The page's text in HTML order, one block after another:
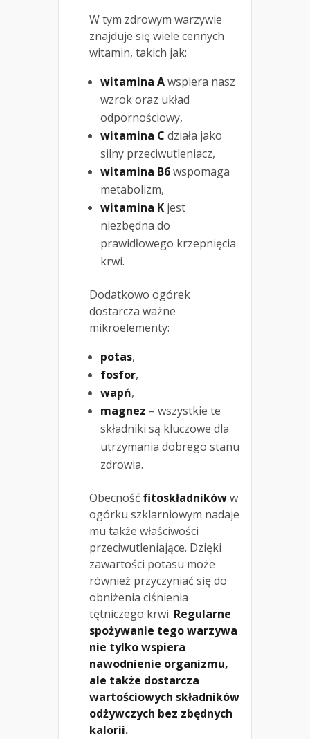
W tym zdrowym warzywie
znajduje się wiele cennych
witamin, takich jak:
witamina Awspiera nasz
wzrok oraz układ
odpornościowy,
witamina C działa jako
silny przeciwutleniacz,
witamina B6wspomaga
metabolizm,
witamina K jest
niezbędna do
prawidłowego krzepnięcia
krwi.
Dodatkowo ogórek
dostarcza ważne
mikroelementy:
potas,
fosfor,
wapń,
magnez – wszystkie te
składniki są kluczowe dla
utrzymania dobrego stanu
zdrowia.
Obecność fitoskładnikóww
ogórku szklarniowym nadaje
mu także właściwości
przeciwutleniające. Dzięki
zawartości potasu może
również przyczyniać się do
obniżenia ciśnienia
tętniczego krwi. Regularne
spożywanie tego warzywa
nie tylko wspiera
nawodnienie organizmu,
ale także dostarcza
wartościowych składników
odżywczych bez zbędnych
kalorii.